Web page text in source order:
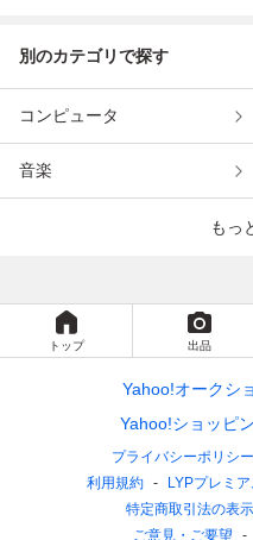
別のカテゴリで探す
コンピュータ
音楽
もっ
トップ 出品
Yahoo!オークシ
Yahoo!ショッピ
プライバシーポリシー
利用規約
LYPプレミ
特定商取引法の表示
ご意見・ご要望